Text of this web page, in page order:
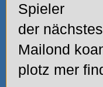
Spieler
der
Mailond
plotz mer